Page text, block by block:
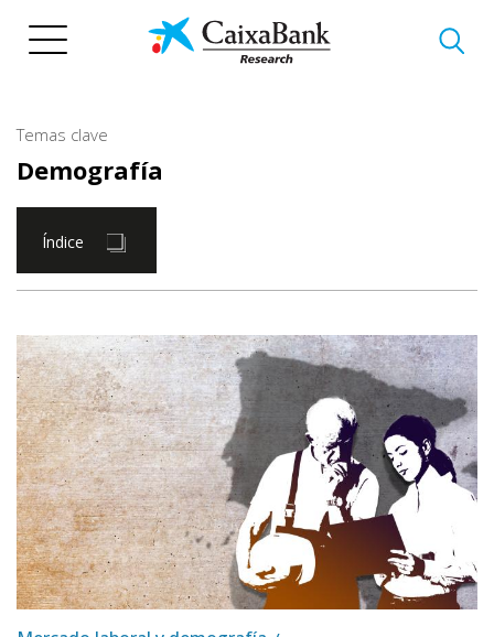
Temas clave
Demografía
Índice